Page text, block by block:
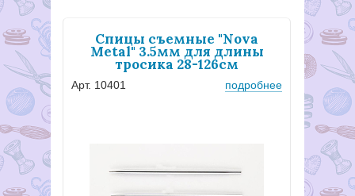
Спицы съемные "Nova
Metal" 3.5мм для длины
тросика 28-126см
Арт. 10401 подробнее